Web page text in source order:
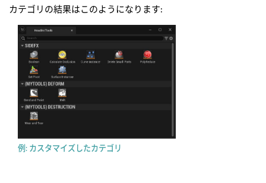
カテゴリの結果はこのようになります:
例: カスタマイズしたカテゴリ